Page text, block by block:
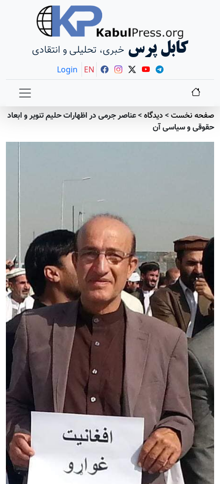
کابل پرس خبری، تحلیلی و انتقادی
Login EN
صفحه نخست> دیدگاه>عناصر جرمی در اظهارات حلیم تنویر و ابعاد
حقوقی و سیاسی آن